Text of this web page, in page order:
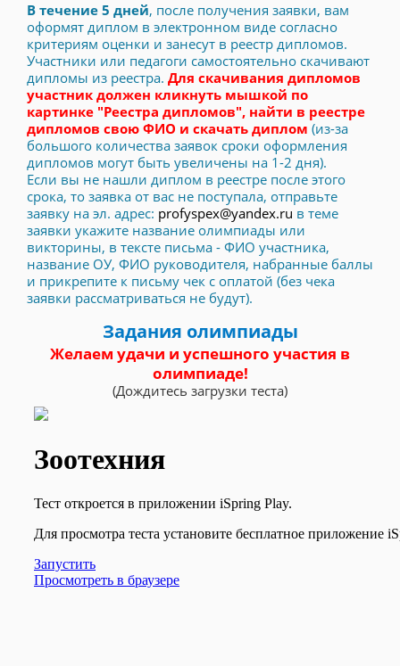
В течение 5 дней, после получения заявки, вам
оформят диплом в электронном виде согласно
критериям оценки и занесут в реестр дипломов.
Участники или педагоги самостоятельно скачивают
дипломы из реестра. Для скачивания дипломов
участник должен кликнуть мышкой по
картинке "Реестра дипломов", найти в реестре
дипломов свою ФИО и скачать диплом (из-за
большого количества заявок сроки оформления
дипломов могут быть увеличены на 1-2 дня).
Если вы не нашли диплом в реестре после этого
срока, то заявка от вас не поступала, отправьте
заявку на эл. адрес: profyspex@yandex.ru в теме
заявки укажите название олимпиады или
викторины, в тексте письма - ФИО участника,
название ОУ, ФИО руководителя, набранные баллы
и прикрепите к письму чек с оплатой (без чека
заявки рассматриваться не будут).
Задания олимпиады
Желаем удачи и успешного участия в
олимпиаде!
(Дождитесь загрузки теста)